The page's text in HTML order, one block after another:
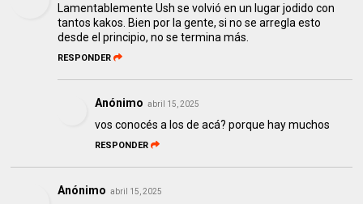
Lamentablemente Ush se volvió en un lugar jodido con
tantos kakos. Bien por la gente, si no se arregla esto
desde el principio, no se termina más.
RESPONDER
Anónimo abril 15, 2025
vos conocés a los de acá? porque hay muchos
RESPONDER
Anónimo abril 15, 2025